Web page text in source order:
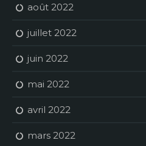
août 2022
juillet 2022
juin 2022
mai 2022
avril 2022
mars 2022